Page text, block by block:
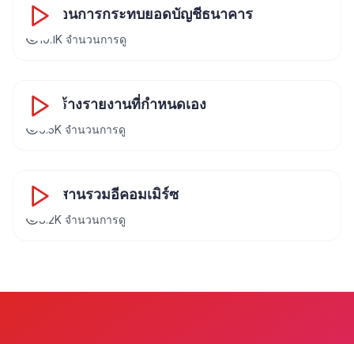
การสอนการกระทบยอดบัญชีธนาคาร
10.1K จำนวนการดู
การสร้างรายงานที่กำหนดเอง
6.5K จำนวนการดู
การผสานรวมอีคอมเมิร์ซ
8.2K จำนวนการดู